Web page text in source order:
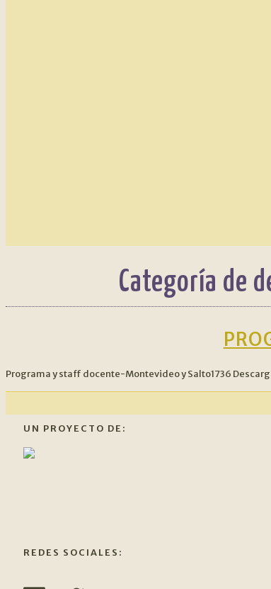
Categoría de
Programa y staff docente-Montevideo y Salto1736
UN PROYECTO DE:
REDES SOCIALES: